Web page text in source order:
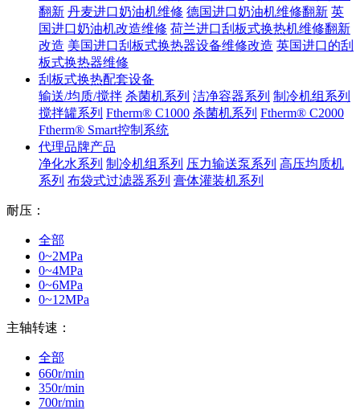
翻新 丹麦进口奶油机维修 德国进口奶油机维修翻新 英
国进口奶油机改造维修 荷兰进口刮板式换热机维修翻新
改造 美国进口刮板式换热器设备维修改造 英国进口的刮
板式换热器维修
刮板式换热配套设备
输送/均质/搅拌 杀菌机系列 洁净容器系列 制冷机组系列
搅拌罐系列 Ftherm® C1000 杀菌机系列 Ftherm® C2000
Ftherm® Smart控制系统
代理品牌产品
净化水系列 制冷机组系列 压力输送泵系列 高压均质机
系列 布袋式过滤器系列 膏体灌装机系列
耐压：
全部
0~2MPa
0~4MPa
0~6MPa
0~12MPa
主轴转速：
全部
660r/min
350r/min
700r/min